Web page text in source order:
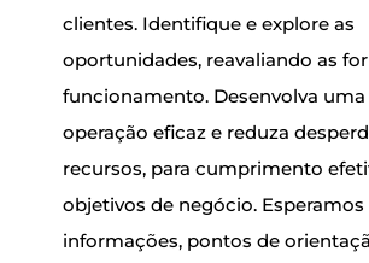
clientes. Identifique e explore as
oportunidades, reavaliando as
funcionamento. Desenvolva
operação eficaz e reduza
recursos, para cumprimento
objetivos de negócio. Esperamos
informações, pontos de